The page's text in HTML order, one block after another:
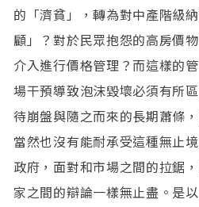
的「濟貧」，轉為對中產階級
顧」？對於民眾抱怨的高房價
介入進行價格管理？而這樣的
場干預導致泡沫毀壞必須有所
待崩盤與隨之而來的長期蕭條
當然也沒有能耐承受這種無止
政府，面對和市場之間的拉鋸
家之間的辯論一樣無止盡。是